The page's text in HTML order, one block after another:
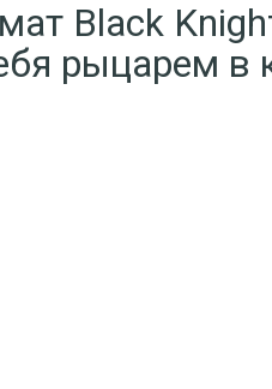
Black
рыцарем в